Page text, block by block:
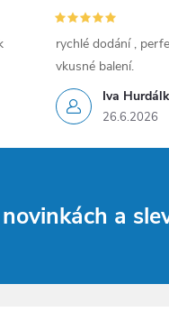
Iva
26.6.2026
rychlé dodání ,
vkusné balení.
a